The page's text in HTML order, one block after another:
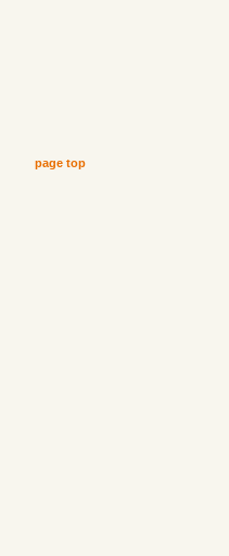
page top